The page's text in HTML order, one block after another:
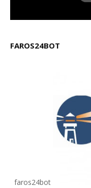
FAROS24BOT
faros24bot